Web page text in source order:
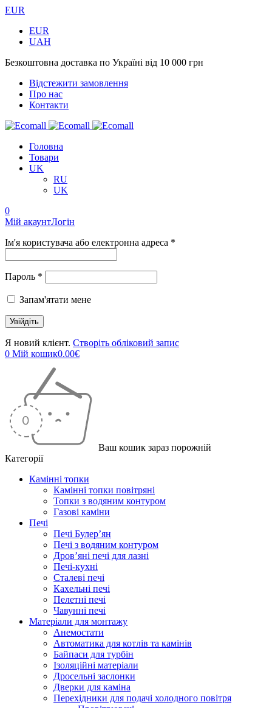
EUR
EUR
UAH
Безкоштовна доставка по Україні від 10 000 грн
Відстежити замовлення
Про нас
Контакти
Головна
Товари
UK
RU
UK
0
Мій акаунтЛогін
Ім'я користувача або електронна адреса *
Пароль *
Запам'ятати мене
Я новий клієнт. Створіть обліковий запис
0 Мій кошик0.00€
Ваш кошик зараз порожній
Категорії
Камінні топки
Камінні топки повітряні
Топки з водяним контуром
Газові каміни
Печі
Печі Булер’ян
Печі з водяним контуром
Дров’яні печі для лазні
Печі-кухні
Сталеві печі
Кахельні печі
Пелетні печі
Чавунні печі
Матеріали для монтажу
Анемостати
Автоматика для котлів та камінів
Байпаси для турбін
Ізоляційні матеріали
Дросельні заслонки
Дверки для каміна
Перехідники для подачі холодного повітря